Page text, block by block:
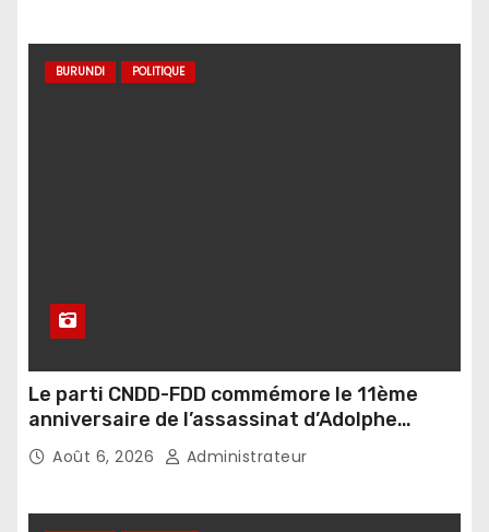
BURUNDI POLITIQUE
Le parti CNDD-FDD commémore le 11ème
anniversaire de l’assassinat d’Adolphe
Nshimirimana
Août 6, 2026 Administrateur